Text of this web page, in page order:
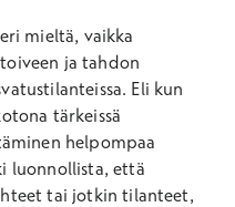
mieltä, vaikka
ja tahdon
Eli kun
tärkeissä
helpompaa
luonnollista, että
tai jotkin tilanteet,